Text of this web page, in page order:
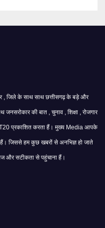
जिले के साथ साथ छत्तीसगढ़ के बड़े और
की बात , चुनाव , शिक्षा , रोजगार
T20 प्रकाशित करता हैं। मुख्य Media आपके
जिससे हम कुछ खबरों से अनभिज्ञ हो जाते
और सटीकता से पहुंचाना हैं।